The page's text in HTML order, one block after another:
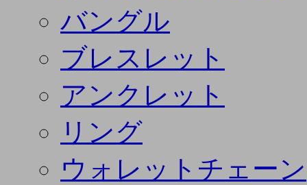
バングル
ブレスレット
アンクレット
リング
ウォレットチェーン